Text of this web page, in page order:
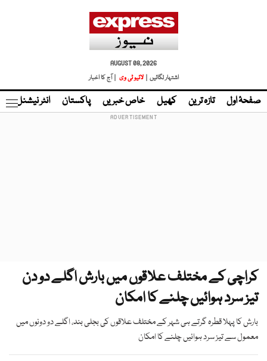
AUGUST 08, 2026
اشتہار لگائیں |
لائیو ٹی وی | آج کا اخبار
صفحۂ اول تازہ ترین کھیل خاص خبریں پاکستان انٹر نیشنل
کراچی کے مختلف علاقوں میں بارش اگلے دو دن
تیز سرد ہوائیں چلنے کا امکان
بارش کا پہلا قطرہ گرتے ہی شہر کے مختلف علاقوں کی بجلی بند، اگلے دو دونوں میں
معمول سے تیز سرد ہوائیں چلنے کا امکان